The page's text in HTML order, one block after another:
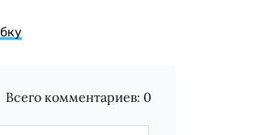
Всего комментариев: 0